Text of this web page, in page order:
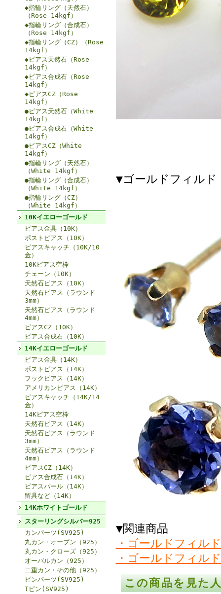
◆指輪リング（天然石）
（Rose 14kgf）
◆指輪リング（合成石）
（Rose 14kgf）
◆指輪リング（CZ）（Rose
14kgf）
◆ピアス天然石（Rose
14kgf）
◆ピアス合成石（Rose
14kgf）
◆ピアスCZ（Rose
14kgf）
●ピアス天然石（White
14kgf）
●ピアス合成石（White
14kgf）
●ピアスCZ（White
14kgf）
●指輪リング（天然石）
（White 14kgf）
●指輪リング（合成石）
（White 14kgf）
●指輪リング（CZ）
（White 14kgf）
10Kイエローゴールド
ピアス金具（10K）
ポストピアス（10K）
ピアスキャッチ（10K/10
金）
10Kピアス空枠
チェーン（10K）
天然石ピアス（10K）
天然石ピアス（ラウンド
3mm）
天然石ピアス（ラウンド
4mm）
ピアスCZ（10K）
ピアス合成石（10K）
14Kイエローゴールド
ピアス金具（14K）
ポストピアス（14K）
フックピアス（14K）
アメリカンピアス（14K）
ピアスキャッチ（14K/14
金）
14Kピアス空枠
天然石ピアス（14K）
天然石ピアス（ラウンド
3mm）
天然石ピアス（ラウンド
4mm）
ピアスCZ（14K）
ピアス合成石（14K）
ピアスパール（14K）
留具など（14K）
14Kホワイトゴールド
スターリングシルバー925
カンパーツ(SV925)
丸カン・オープン（925）
丸カン・クローズ（925）
オーバルカン（925）
二重カン・その他（925）
ピンパーツ(SV925)
Tピン(SV925)
▼ゴールドフィル
▼関連商品
・ゴールドフィル
・ゴールドフィル
この商品を見た